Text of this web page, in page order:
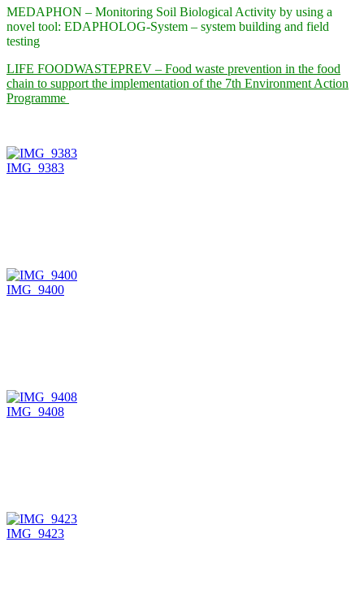
MEDAPHON – Monitoring Soil Biological Activity by using a
novel tool: EDAPHOLOG-System – system building and field
testing
LIFE FOODWASTEPREV – Food waste prevention in the food
chain to support the implementation of the 7th Environment Action
Programme
IMG_9383
IMG_9400
IMG_9408
IMG_9423